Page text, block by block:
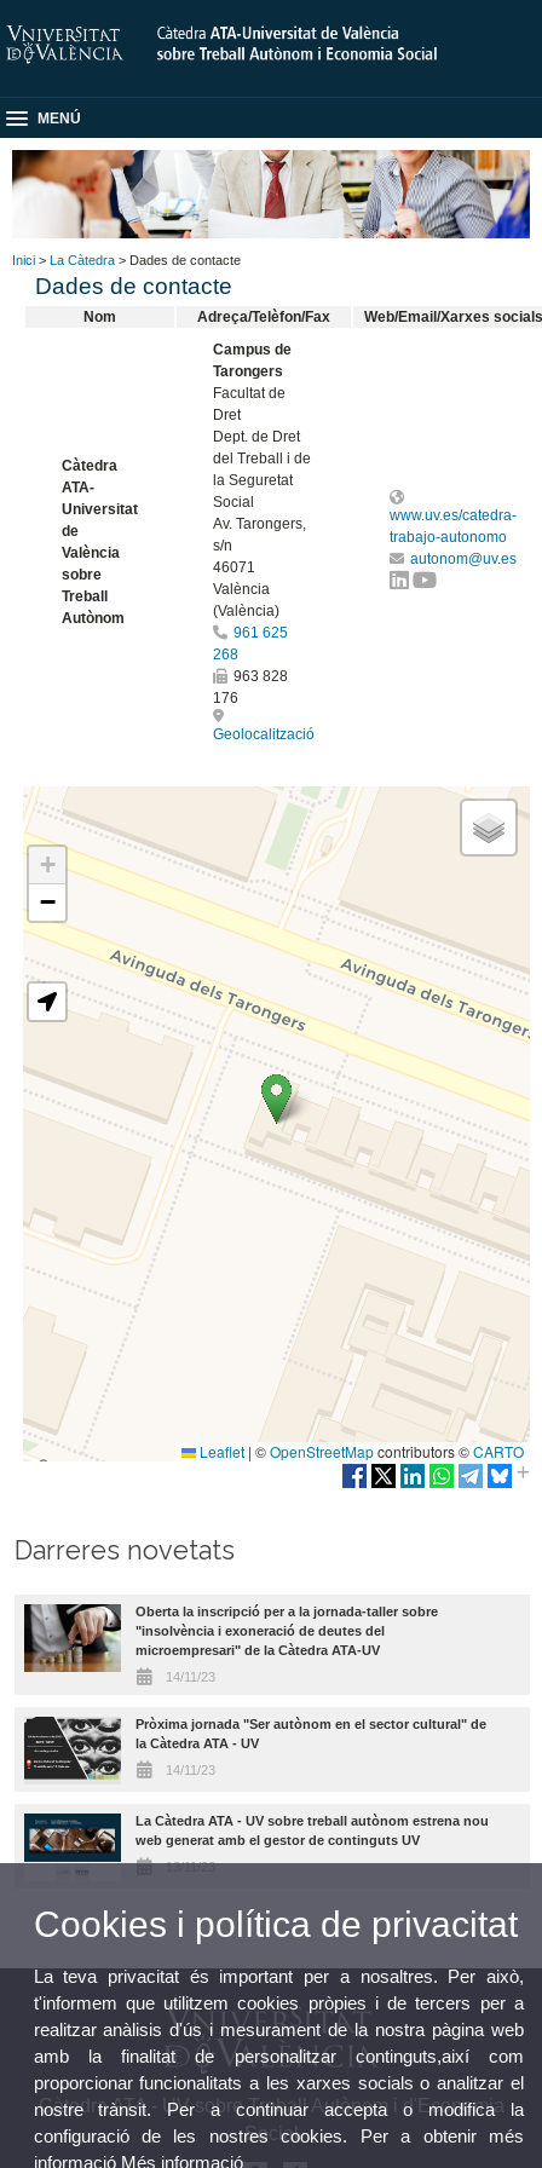
MENÚ
Inici > La Càtedra > Dades de contacte
Dades de contacte
Nom Adreça/Telèfon/Fax Web/Email/Xarxes socials
Càtedra
ATA-
Universitat
de
València
sobre
Treball
Autònom
Campus de
Tarongers
Facultat de
Dret
Dept. de Dret
del Treball i de
la Seguretat
Social
Av. Tarongers,
s/n
46071
València
(València)
961 625
268
963 828
176
Geolocalització
www.uv.es/catedra-
trabajo-autonomo
autonom@uv.es
+
−
Leaflet | ©OpenStreetMapcontributors ©CARTO
Darreres novetats
Oberta la inscripció per a la jornada-taller sobre
"insolvència i exoneració de deutes del
microempresari" de la Càtedra ATA-UV
14/11/23
Pròxima jornada "Ser autònom en el sector cultural" de
la Càtedra ATA - UV
14/11/23
La Càtedra ATA - UV sobre treball autònom estrena nou
web generat amb el gestor de continguts UV
13/11/23
Càtedra ATA - UV sobre Treball Autònom i d'Economia
Social
Cookies i política de privacitat
La teva privacitat és important per a nosaltres. Per això,
t'informem que utilitzem cookies pròpies i de tercers per a
realitzar anàlisis d'ús i mesurament de la nostra pàgina web
amb la finalitat de personalitzar continguts,així com
proporcionar funcionalitats a les xarxes socials o analitzar el
nostre trànsit. Per a continuar accepta o modifica la
configuració de les nostres cookies. Per a obtenir més
informació Més informació